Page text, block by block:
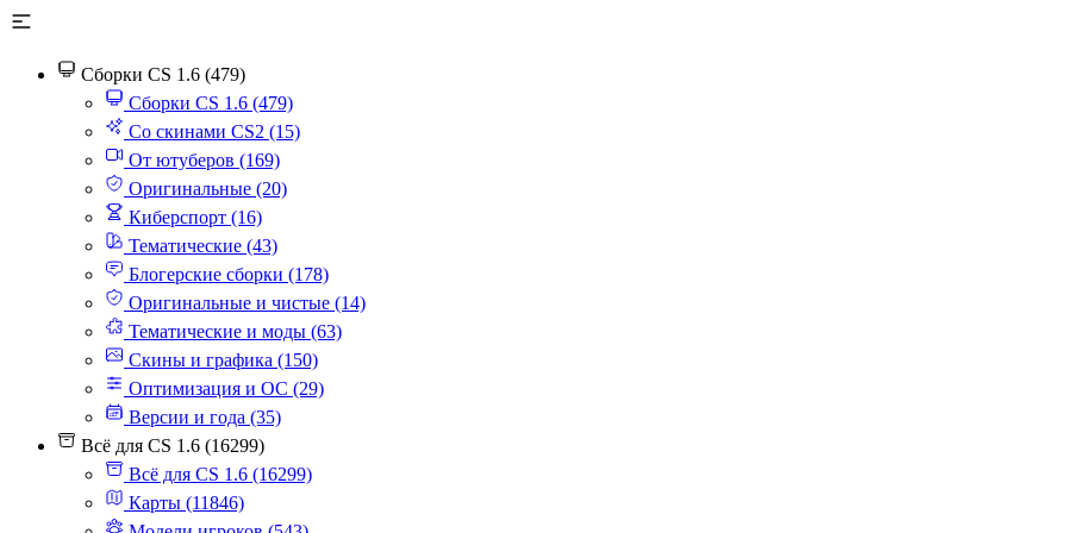
Сборки CS 1.6 (479)
Сборки CS 1.6 (479)
Со скинами CS2 (15)
От ютуберов (169)
Оригинальные (20)
Киберспорт (16)
Тематические (43)
Блогерские сборки (178)
Оригинальные и чистые (14)
Тематические и моды (63)
Скины и графика (150)
Оптимизация и ОС (29)
Версии и года (35)
Всё для CS 1.6 (16299)
Всё для CS 1.6 (16299)
Карты (11846)